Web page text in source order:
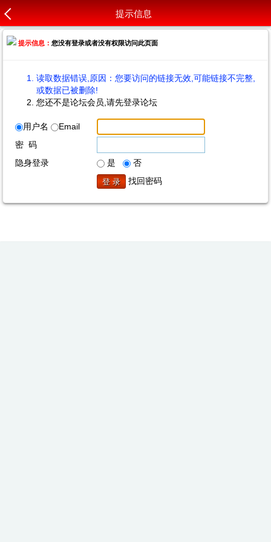
提示信息
提示信息：您没有登录或者没有权限访问此页面
读取数据错误,原因：您要访问的链接无效,可能链接不完整,
或数据已被删除!
您还不是论坛会员,请先登录论坛
用户名
Email
密 码
隐身登录
是
否
找回密码